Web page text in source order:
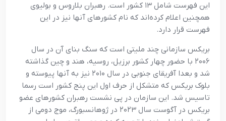
این فهرست شامل ۱۳ کشور است. رهبران بلاروس و بولیوی
همچنین اعلام کرده‌اند که نام کشورهای آنها نیز در این
فهرست قرار دارد.
بریکس سازمانی چند ملیتی است که سنگ بنای آن در سال
۲۰۰۶ با حضور چهار کشور برزیل، روسیه، هند و چین گذاشته
شد و بعدا آفریقای جنوبی در سال ۲۰۱۰ نیز به آنها پیوسته و
بلوک بریکس که متشکل از حرف اول این پنج کشور است رسما
تاسیس شد. این سازمان در پی نشست رهبران کشورهای عضو
بریکس در آگوست سال ۲۰۲۳ در ژوهانسبورگ، موج دومی از